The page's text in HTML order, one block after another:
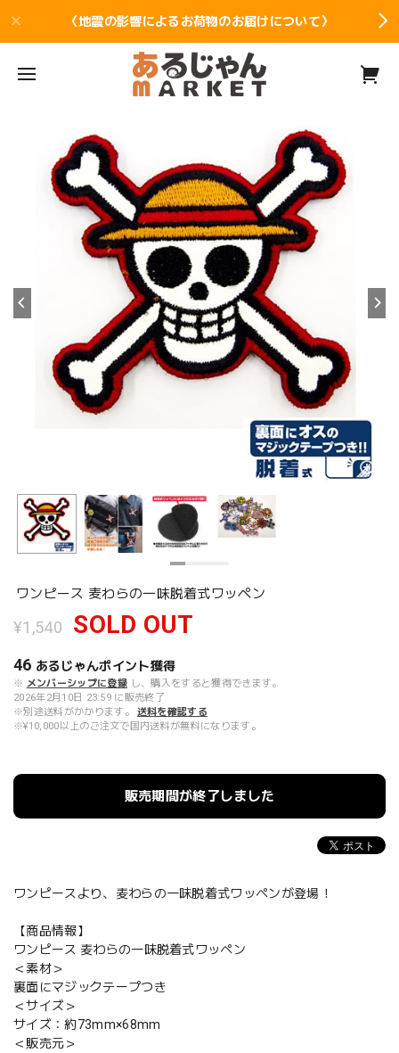
〈地震の影響によるお荷物のお届けについて〉
ワンピース 麦わらの一味脱着式ワッペン
¥1,540 SOLD OUT
46 あるじゃんポイント獲得
※ メンバーシップに登録 し、購入をすると獲得できます。
2026年2月10日 23:59 に販売終了
※別途送料がかかります。
送料を確認する
※¥10,000以上のご注文で国内送料が無料になります。
販売期間が終了しました
ワンピースより、麦わらの一味脱着式ワッペンが登場！
【商品情報】
ワンピース 麦わらの一味脱着式ワッペン
＜素材＞
裏面にマジックテープつき
＜サイズ＞
サイズ：約73mm×68mm
＜販売元＞